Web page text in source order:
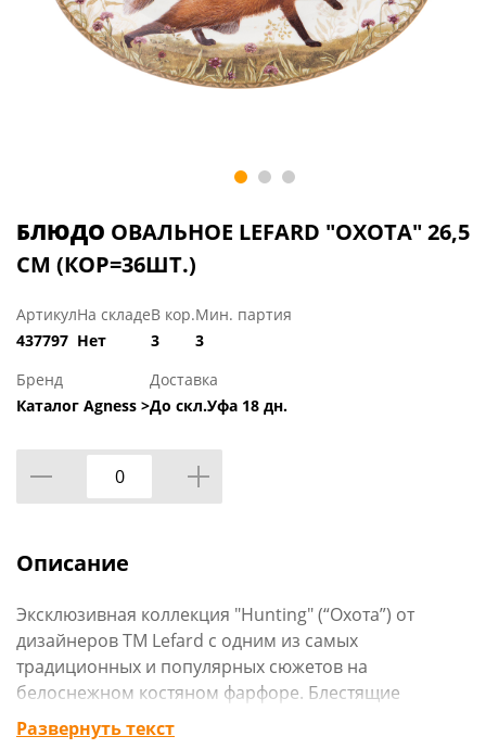
БЛЮДО ОВАЛЬНОЕ LEFARD "ОХОТА" 26,5
СМ (КОР=36ШТ.)
Артикул
437797
На складе
Нет
В кор.
3
Мин. партия
3
Бренд
Каталог Agness >
Доставка
До скл.Уфа 18 дн.
Описание
Эксклюзивная коллекция "Hunting" (“Охота”) от
дизайнеров ТМ Lefard с одним из самых
традиционных и популярных сюжетов на
белоснежном костяном фарфоре. Блестящие
зарисовки из мира природы глазами охотника-
Развернуть текст